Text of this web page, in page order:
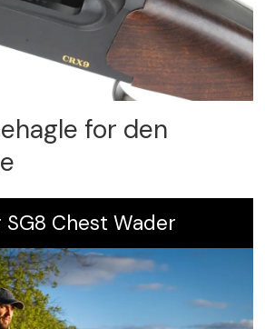
for den
SG8 Chest Wader